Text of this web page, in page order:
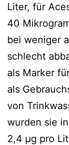
Liter, für
40
bei weniger
schlecht
als Marker
als
von
wurden sie
2,4 μg pro